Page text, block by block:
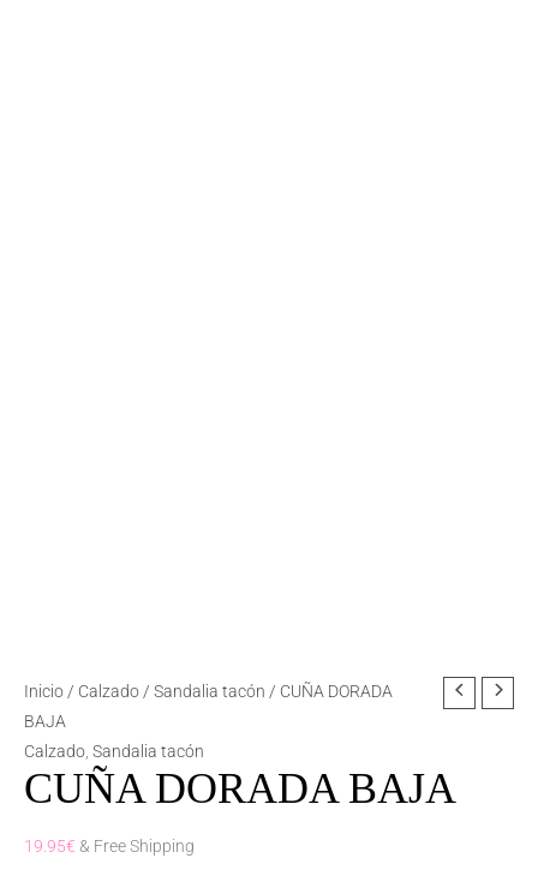
Inicio / Calzado / Sandalia tacón / CUÑA DORADA
BAJA
Calzado Sandalia tacón
CUÑA DORADA BAJA
19.95€ & Free Shipping
CUÑA
DORADA
BAJA
cantidad